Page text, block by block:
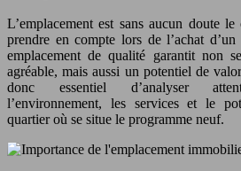
L’emplacement est sans aucun doute
prendre en compte lors de l’achat
emplacement de qualité garantit non
agréable, mais aussi un potentiel de
donc essentiel d’analyser
l’environnement, les services et le
quartier où se situe le programme neuf.